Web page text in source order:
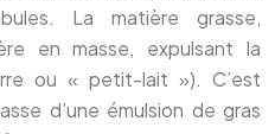
La matière grasse,
en masse, expulsant la
ou « petit-lait »). C’est
d’une émulsion de gras